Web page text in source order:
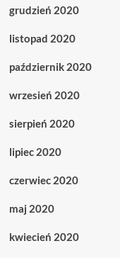
grudzień 2020
listopad 2020
październik 2020
wrzesień 2020
sierpień 2020
lipiec 2020
czerwiec 2020
maj 2020
kwiecień 2020